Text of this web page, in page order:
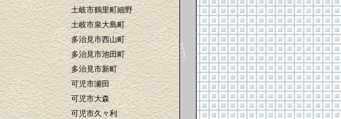
土岐市鶴里町細野
土岐市泉大島町
多治見市西山町
多治見市池田町
多治見市新町
可児市瀬田
可児市大森
可児市久々利